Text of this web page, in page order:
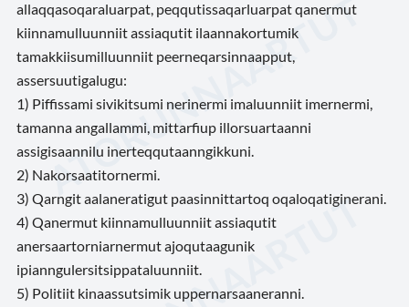
allaqqasoqaraluarpat, peqqutissaqarluarpat qanermut
kiinnamulluunniit assiaqutit ilaannakortumik
tamakkiisumilluunniit peerneqarsinnaapput,
assersuutigalugu:
1) Piffissami sivikitsumi nerinermi imaluunniit imernermi,
tamanna angallammi, mittarfiup illorsuartaanni
assigisaannilu inerteqqutaanngikkuni.
2) Nakorsaatitornermi.
3) Qarngit aalaneratigut paasinnittartoq oqaloqatiginerani.
4) Qanermut kiinnamulluunniit assiaqutit
anersaartorniarnermut ajoqutaagunik
ipianngulersitsippataluunniit.
5) Politiit kinaassutsimik uppernarsaaneranni.